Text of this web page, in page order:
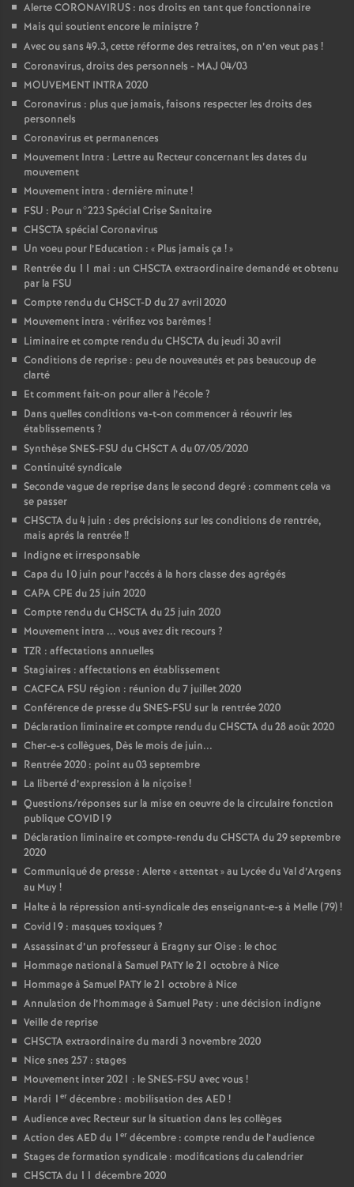
Alerte CORONAVIRUS : nos droits en tant que fonctionnaire
Mais qui soutient encore le ministre?
Avec ou sans 49.3, cette réforme des retraites, on n’en veut pas !
Coronavirus, droits des personnels - MAJ 04/03
MOUVEMENT INTRA 2020
Coronavirus : plus que jamais, faisons respecter les droits des
personnels
Coronavirus et permanences
Mouvement Intra : Lettre au Recteur concernant les dates du
mouvement
Mouvement intra : dernière minute!
FSU : Pour n°223 Spécial Crise Sanitaire
CHSCTA spécial Coronavirus
Un voeu pour l’Education : « Plus jamais ça !»
Rentrée du 11 mai : un CHSCTA extraordinaire demandé et obtenu
par la FSU
Compte rendu du CHSCT-D du 27 avril 2020
Mouvement intra : vérifiez vos barèmes !
Liminaire et compte rendu du CHSCTA du jeudi 30 avril
Conditions de reprise : peu de nouveautés et pas beaucoup de
clarté
Et comment fait-on pour aller à l’école?
Dans quelles conditions va-t-on commencer à réouvrir les
établissements ?
Synthèse SNES-FSU du CHSCT A du 07/05/2020
Continuité syndicale
Seconde vague de reprise dans le second degré : comment cela va
se passer
CHSCTA du 4 juin : des précisions sur les conditions de rentrée,
mais aprés la rentrée!!
Indigne et irresponsable
Capa du 10 juin pour l’accés à la hors classe des agrégés
CAPA CPE du 25 juin 2020
Compte rendu du CHSCTA du 25 juin 2020
Mouvement intra ... vous avez dit recours ?
TZR : affectations annuelles
Stagiaires : affectations en établissement
CACFCA FSU région : réunion du 7 juillet 2020
Conférence de presse du SNES-FSU sur la rentrée 2020
Déclaration liminaire et compte rendu du CHSCTA du 28 août 2020
Cher-e-s collègues, Dès le mois de juin...
Rentrée 2020 : point au 03 septembre
La liberté d’expression à la niçoise!
Questions/réponses sur la mise en oeuvre de la circulaire fonction
publique COVID19
Déclaration liminaire et compte-rendu du CHSCTA du 29 septembre
2020
Communiqué de presse : Alerte «attentat» au Lycée du Val d’Argens
au Muy !
Halte à la répression anti-syndicale des enseignant-e-s à Melle (79)!
Covid19 : masques toxiques ?
Assassinat d’un professeur à Eragny sur Oise : le choc
Hommage national à Samuel PATY le 21 octobre à Nice
Hommage à Samuel PATY le 21 octobre à Nice
Annulation de l’hommage à Samuel Paty : une décision indigne
Veille de reprise
CHSCTA extraordinaire du mardi 3 novembre 2020
Nice snes 257 : stages
Mouvement inter 2021 : le SNES-FSU avec vous !
Mardi 1 er décembre : mobilisation des AED !
Audience avec Recteur sur la situation dans les collèges
Action des AED du 1 er décembre : compte rendu de l’audience
Stages de formation syndicale : modifications du calendrier
CHSCTA du 11 décembre 2020